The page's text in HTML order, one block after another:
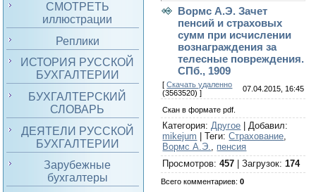
СМОТРЕТЬ
иллюстрации
Реплики
ИСТОРИЯ РУССКОЙ
БУХГАЛТЕРИИ
БУХГАЛТЕРСКИЙ
СЛОВАРЬ
ДЕЯТЕЛИ РУССКОЙ
БУХГАЛТЕРИИ
Зарубежные
бухгалтеры
Вормс А.Э. Зачет
пенсий и страховых
сумм при исчислении
вознаграждения за
телесные повреждения.
СПб., 1909
[Скачать удаленно
(3563520) ]
07.04.2015, 16:45
Скан в формате pdf.
Категория:Другое |Добавил:
mikejum |Теги:Страхование,
Вормс А.Э., пенсия
Просмотров:457 |Загрузок:174
Всего комментариев:0